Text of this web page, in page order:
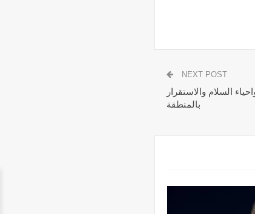
NEXT POST
السلام والاستقرار
بالمنطقة